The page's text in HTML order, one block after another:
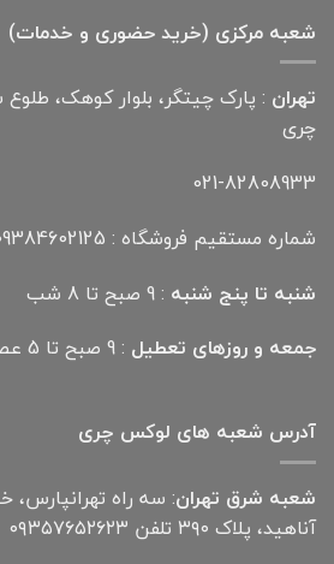
شعبه مرکزی (خرید حضوری و خدمات)
تهران : پارک چیتگر، بلوار کوهک،
چری
021-82808933
شماره مستقیم فروشگاه : 09384602125
شنبه تا پنج شنبه : 9 صبح تا 8 شب
جمعه و روزهای تعطیل : 9 صبح تا 5 عصر
آدرس شعبه های لوکس چری
شعبه شرق تهران: سه راه تهرانپارس،
آناهید، پلاک ۳۹۰ تلفن ۰۹۳۵۷۶۵۲۶۲۳